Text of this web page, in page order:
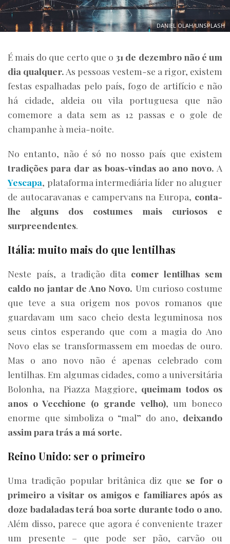
DANIEL OLAH/UNSPLASH
É mais do que certo que o 31 de dezembro não é um
dia qualquer. As pessoas vestem-se a rigor, existem
festas espalhadas pelo país, fogo de artifício e não
há cidade, aldeia ou vila portuguesa que não
comemore a data sem as 12 passas e o gole de
champanhe à meia-noite.
No entanto, não é só no nosso país que existem
tradições para dar as boas-vindas ao ano novo. A
Yescapa, plataforma intermediária líder no aluguer
de autocaravanas e campervans na Europa, conta-
lhe alguns dos costumes mais curiosos e
surpreendentes.
Itália: muito mais do que lentilhas
Neste país, a tradição dita comer lentilhas sem
caldo no jantar de Ano Novo. Um curioso costume
que teve a sua origem nos povos romanos que
guardavam um saco cheio desta leguminosa nos
seus cintos esperando que com a magia do Ano
Novo elas se transformassem em moedas de ouro.
Mas o ano novo não é apenas celebrado com
lentilhas. Em algumas cidades, como a universitária
Bolonha, na Piazza Maggiore, queimam todos os
anos o Vecchione (o grande velho), um boneco
enorme que simboliza o “mal” do ano, deixando
assim para trás a má sorte.
Reino Unido: ser o primeiro
Uma tradição popular britânica diz que se for o
primeiro a visitar os amigos e familiares após as
doze badaladas terá boa sorte durante todo o ano.
Além disso, parece que agora é conveniente trazer
um presente – que pode ser pão, carvão ou